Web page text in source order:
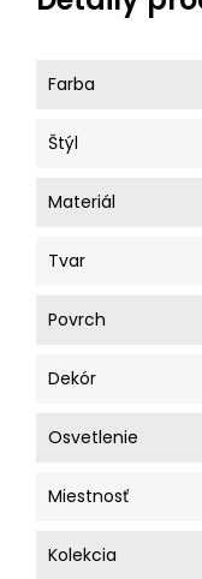
Farba
Štýl
Materiál
Tvar
Povrch
Dekór
Osvetlenie
Miestnosť
Kolekcia